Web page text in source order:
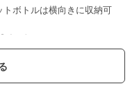
ボトルは横向きに収納可
ント。
の位置を変えることでお好